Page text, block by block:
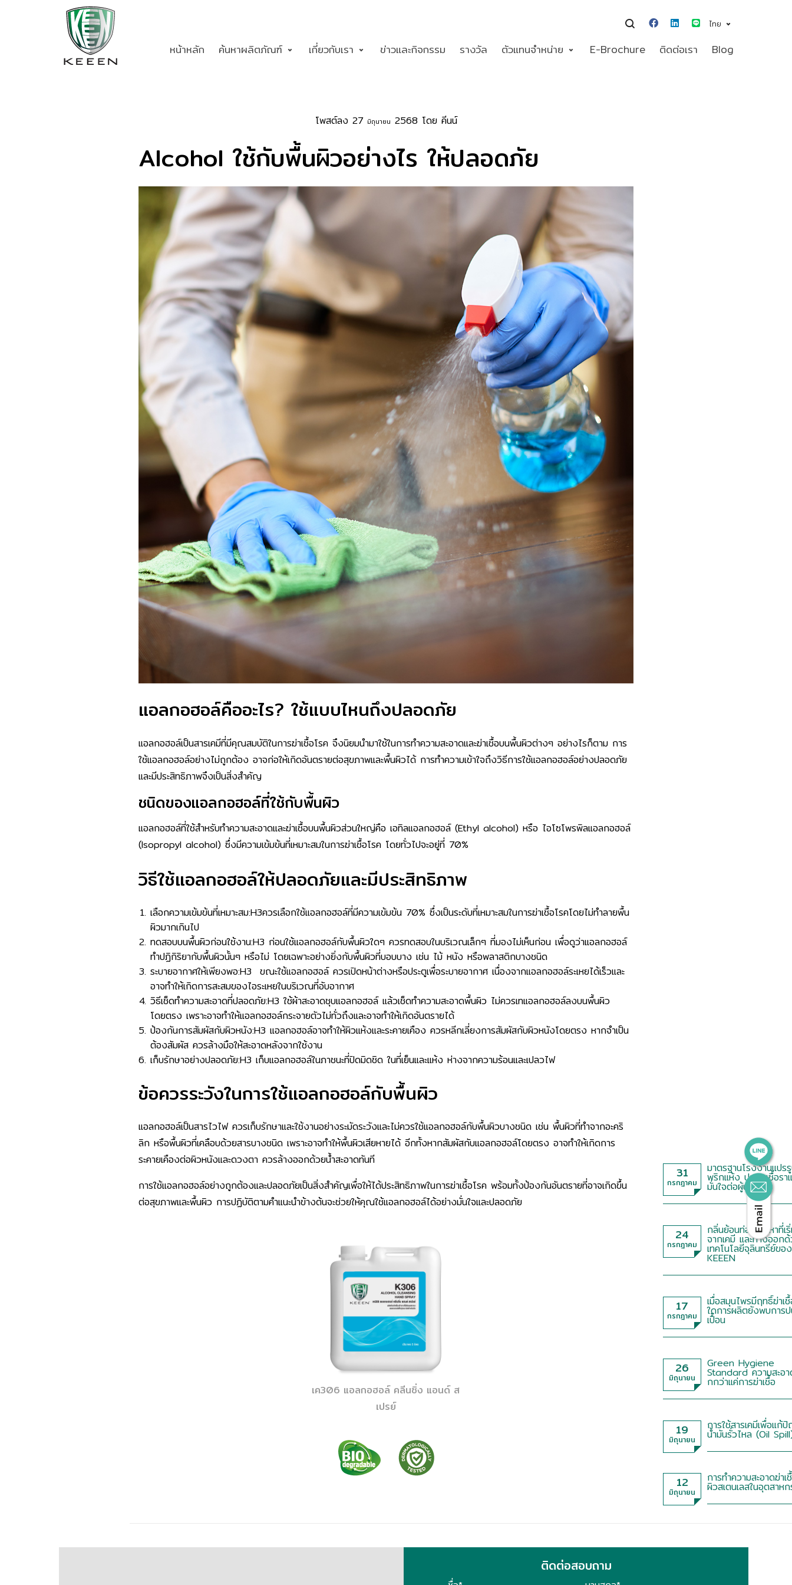
หน้าหลัก ค้นหาผลิตภัณฑ์ เกี่ยวกับเรา ข่าวและกิจกรรม รางวัล ตัวแทนจำหน่าย E-Brochure ติดต่อเรา Blog
ไทย
โพสต์ลง 27 มิถุนายน 2568 โดย คีนน์
Alcohol ใช้กับพื้นผิวอย่างไร ให้ปลอดภัย
แอลกอฮอล์คืออะไร? ใช้แบบไหนถึงปลอดภัย
แอลกอฮอล์เป็นสารเคมีที่มีคุณสมบัติในการฆ่าเชื้อโรค จึงนิยมนำมาใช้ในการทำความสะอาดและฆ่าเชื้อบนพื้นผิวต่างๆ อย่างไรก็ตาม การ
ใช้แอลกอฮอล์อย่างไม่ถูกต้อง อาจก่อให้เกิดอันตรายต่อสุขภาพและพื้นผิวได้ การทำความเข้าใจถึงวิธีการใช้แอลกอฮอล์อย่างปลอดภัย
และมีประสิทธิภาพจึงเป็นสิ่งสำคัญ
ชนิดของแอลกอฮอล์ที่ใช้กับพื้นผิว
แอลกอฮอล์ที่ใช้สำหรับทำความสะอาดและฆ่าเชื้อบนพื้นผิวส่วนใหญ่คือ เอทิลแอลกอฮอล์ (Ethyl alcohol) หรือ ไอโซโพรพิลแอลกอฮอล์
(Isopropyl alcohol) ซึ่งมีความเข้มข้นที่เหมาะสมในการฆ่าเชื้อโรค โดยทั่วไปจะอยู่ที่ 70%
วิธีใช้แอลกอฮอล์ให้ปลอดภัยและมีประสิทธิภาพ
เลือกความเข้มข้นที่เหมาะสม:H3ควรเลือกใช้แอลกอฮอล์ที่มีความเข้มข้น 70% ซึ่งเป็นระดับที่เหมาะสมในการฆ่าเชื้อโรคโดยไม่ทำลายพื้น
ผิวมากเกินไป
ทดสอบบนพื้นผิวก่อนใช้งาน:H3 ก่อนใช้แอลกอฮอล์กับพื้นผิวใดๆ ควรทดสอบในบริเวณเล็กๆ ที่มองไม่เห็นก่อน เพื่อดูว่าแอลกอฮอล์
ทำปฏิกิริยากับพื้นผิวนั้นๆ หรือไม่ โดยเฉพาะอย่างยิ่งกับพื้นผิวที่บอบบาง เช่น ไม้ หนัง หรือพลาสติกบางชนิด
ระบายอากาศให้เพียงพอ:H3 ขณะใช้แอลกอฮอล์ ควรเปิดหน้าต่างหรือประตูเพื่อระบายอากาศ เนื่องจากแอลกอฮอล์ระเหยได้เร็วและ
อาจทำให้เกิดการสะสมของไอระเหยในบริเวณที่อับอากาศ
วิธีเช็ดทำความสะอาดที่ปลอดภัย:H3 ใช้ผ้าสะอาดชุบแอลกอฮอล์ แล้วเช็ดทำความสะอาดพื้นผิว ไม่ควรเทแอลกอฮอล์ลงบนพื้นผิว
โดยตรง เพราะอาจทำให้แอลกอฮอล์กระจายตัวไม่ทั่วถึงและอาจทำให้เกิดอันตรายได้
ป้องกันการสัมผัสกับผิวหนัง:H3 แอลกอฮอล์อาจทำให้ผิวแห้งและระคายเคือง ควรหลีกเลี่ยงการสัมผัสกับผิวหนังโดยตรง หากจำเป็น
ต้องสัมผัส ควรล้างมือให้สะอาดหลังจากใช้งาน
เก็บรักษาอย่างปลอดภัย:H3 เก็บแอลกอฮอล์ในภาชนะที่ปิดมิดชิด ในที่เย็นและแห้ง ห่างจากความร้อนและเปลวไฟ
ข้อควรระวังในการใช้แอลกอฮอล์กับพื้นผิว
แอลกอฮอล์เป็นสารไวไฟ ควรเก็บรักษาและใช้งานอย่างระมัดระวังและไม่ควรใช้แอลกอฮอล์กับพื้นผิวบางชนิด เช่น พื้นผิวที่ทำจากอะคริ
ลิก หรือพื้นผิวที่เคลือบด้วยสารบางชนิด เพราะอาจทำให้พื้นผิวเสียหายได้ อีกทั้งหากสัมผัสกับแอลกอฮอล์โดยตรง อาจทำให้เกิดการ
ระคายเคืองต่อผิวหนังและดวงตา ควรล้างออกด้วยน้ำสะอาดทันที
การใช้แอลกอฮอล์อย่างถูกต้องและปลอดภัยเป็นสิ่งสำคัญเพื่อให้ได้ประสิทธิภาพในการฆ่าเชื้อโรค พร้อมทั้งป้องกันอันตรายที่อาจเกิดขึ้น
ต่อสุขภาพและพื้นผิว การปฏิบัติตามคำแนะนำข้างต้นจะช่วยให้คุณใช้แอลกอฮอล์ได้อย่างมั่นใจและปลอดภัย
เค306 แอลกอฮอล์ คลีนซิ่ง แอนด์ ส
เปรย์
31
กรกฎาคม
มาตรฐานโรงงานแปร
พริกแห้ง ปลอดเชื้อรา
มั่นใจต่อผู้บริโภค
24
กรกฎาคม
กลิ่นย้อนท่อ ปัญหาที่เ
จากเคมี และทางออก
เทคโนโลยีจุลินทรีย์ของ
KEEEN
17
กรกฎาคม
เมื่อสมุนไพรมีฤทธิ์ฆ่าเ
ใดการผลิตยังพบการ
เปื้อน
26
มิถุนายน
Green Hygiene
Standard ความสะอ
กกว่าแค่การฆ่าเชื้อ
19
มิถุนายน
การใช้สารเคมีเพื่อแก้
น้ำมันรั่วไหล (Oil
12
มิถุนายน
การทำความสะอาดฆ่า
ผิวสเตนเลสในอุตสาห
ติดต่อสอบถาม